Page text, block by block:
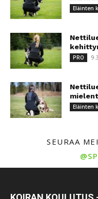
Eläinten
PRO
Eläinten
SEURAA